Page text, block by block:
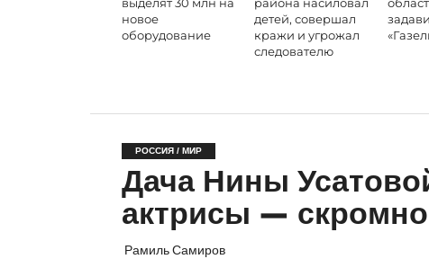
выделят 30 млн на
новое
оборудование
района насиловал
детей, совершал
кражи и угрожал
следователю
РОССИЯ / МИР
Дача Нины
актрисы —
Рамиль Самиров